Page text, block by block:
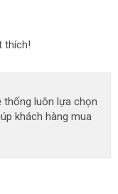
thích!
thống luôn lựa chọn
khách hàng mua